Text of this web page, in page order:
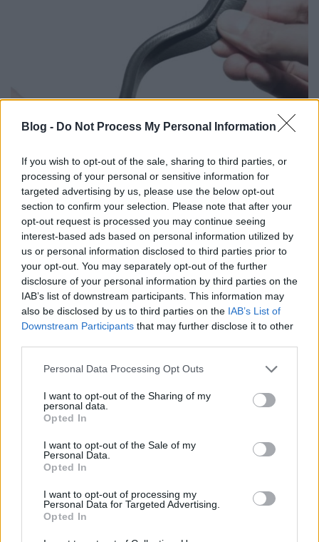
Blog - Do Not Process My Personal Information
If you wish to opt-out of the sale, sharing to third parties, or
processing of your personal or sensitive information for
targeted advertising by us, please use the below opt-out
section to confirm your selection. Please note that after your
opt-out request is processed you may continue seeing
interest-based ads based on personal information utilized by
us or personal information disclosed to third parties prior to
your opt-out. You may separately opt-out of the further
disclosure of your personal information by third parties on the
IAB’s list of downstream participants. This information may
also be disclosed by us to third parties on the IAB’s List of
Downstream Participants that may further disclose it to other
Please note that this website/app uses one or more Google
not limited to your visit or usage behaviour. You may click to
grant or deny consent to Google and its third-party tags to
use your data for below specified purposes in below Google
consent section.
Personal Data Processing Opt Outs
I want to opt-out of the Sharing of my
personal data.
Opted In
I want to opt-out of the Sale of my
Personal Data.
Opted In
I want to opt-out of processing my
Personal Data for Targeted Advertising.
Opted In
Öt hét alatt nyomtatott 60 ezer
Chevrolet-alkatrészt a General
Motors
ferenck •2022. június 21.
A General Motors 2020-ban komoly összegeket
ruházott be additív gyártótechnológiájának
mint egy évtizede folyamatosan kísérletezik a 3DP
szintre…